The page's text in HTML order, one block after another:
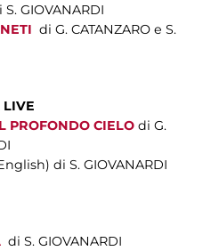
S. GIOVANARDI
di G. CATANZARO e S.
LIVE
PROFONDO CIELO di G.
di S. GIOVANARDI
di S. GIOVANARDI